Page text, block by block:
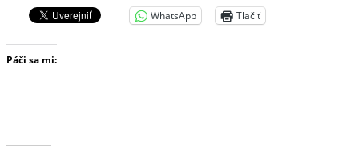
WhatsApp
Tlačiť
Páči sa mi: